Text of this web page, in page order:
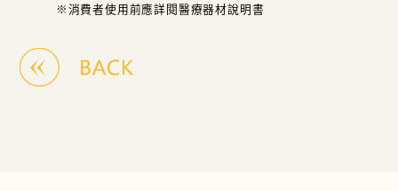
※消費者使用前應詳閱醫療器材說明書